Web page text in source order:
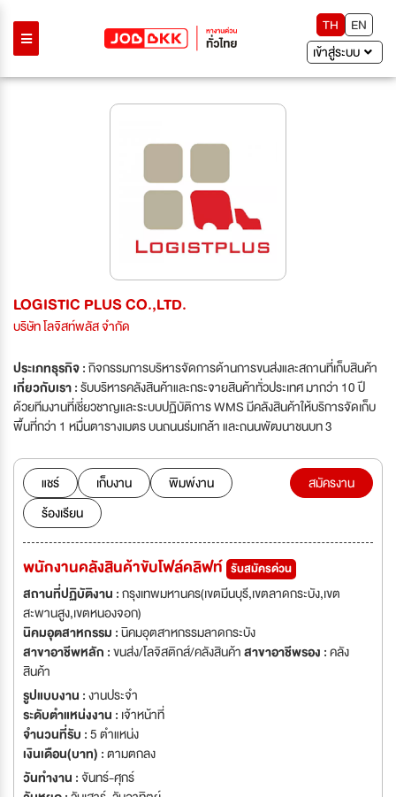
TH
EN
เข้าสู่ระบบ
LOGISTIC PLUS CO.,LTD.
บริษัท โลจิสท์พลัส จำกัด
ประเภทธุรกิจ :กิจกรรมการบริหารจัดการด้านการขนส่งและสถานที่เก็บสินค้า
เกี่ยวกับเรา :รับบริหารคลังสินค้าและกระจายสินค้าทั่วประเทศ มากว่า 10 ปี
ด้วยทีมงานที่เชี่ยวชาญและระบบปฏิบัติการ WMS มีคลังสินค้าให้บริการจัดเก็บ
พื้นที่กว่า 1 หมื่นตารางเมตร บนถนนร่มเกล้า และถนนพัฒนาชนบท 3
แชร์ เก็บงาน
พิมพ์งาน
ร้องเรียน
สมัครงาน
พนักงานคลังสินค้าขับโฟล์คลิฟท์ รับสมัครด่วน
สถานที่ปฏิบัติงาน :กรุงเทพมหานคร(เขตมีนบุรี,เขตลาดกระบัง,เขต
สะพานสูง,เขตหนองจอก)
นิคมอุตสาหกรรม :นิคมอุตสาหกรรมลาดกระบัง
สาขาอาชีพหลัก :ขนส่ง/โลจิสติกส์/คลังสินค้าสาขาอาชีพรอง :คลัง
สินค้า
รูปแบบงาน :งานประจำ
ระดับตำแหน่งงาน : เจ้าหน้าที่
จำนวนที่รับ :5 ตำแหน่ง
เงินเดือน(บาท) :ตามตกลง
วันทำงาน :จันทร์-ศุกร์